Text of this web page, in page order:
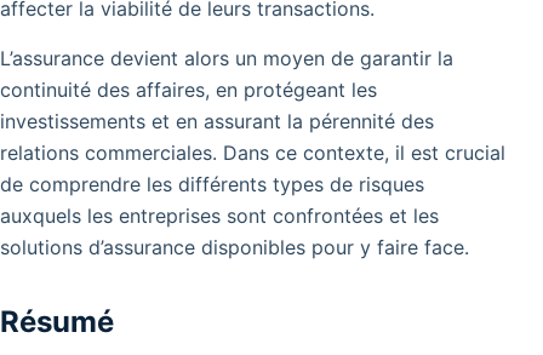
affecter la viabilité de leurs transactions.
L’assurance devient alors un moyen de garantir la
continuité des affaires, en protégeant les
investissements et en assurant la pérennité des
relations commerciales. Dans ce contexte, il est crucial
de comprendre les différents types de risques
auxquels les entreprises sont confrontées et les
solutions d’assurance disponibles pour y faire face.
Résumé